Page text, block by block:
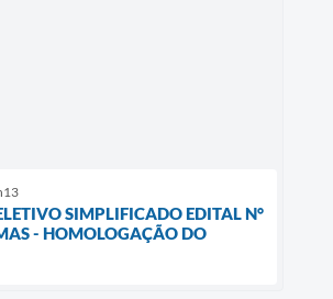
SIMPLIFICADO EDITAL N°
- HOMOLOGAÇÃO DO